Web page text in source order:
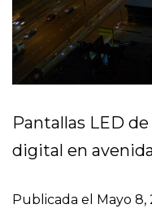
Pantallas LED
digital en
Publicada el
Mayo 8,